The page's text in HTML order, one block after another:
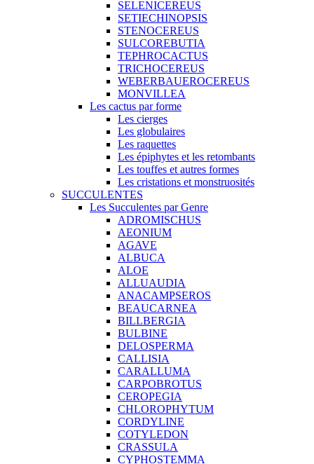
SELENICEREUS
SETIECHINOPSIS
STENOCEREUS
SULCOREBUTIA
TEPHROCACTUS
TRICHOCEREUS
WEBERBAUEROCEREUS
MONVILLEA
Les cactus par forme
Les cierges
Les globulaires
Les raquettes
Les épiphytes et les retombants
Les touffes et autres formes
Les cristations et monstruosités
SUCCULENTES
Les Succulentes par Genre
ADROMISCHUS
AEONIUM
AGAVE
ALBUCA
ALOE
ALLUAUDIA
ANACAMPSEROS
BEAUCARNEA
BILLBERGIA
BULBINE
DELOSPERMA
CALLISIA
CARALLUMA
CARPOBROTUS
CEROPEGIA
CHLOROPHYTUM
CORDYLINE
COTYLEDON
CRASSULA
CYPHOSTEMMA